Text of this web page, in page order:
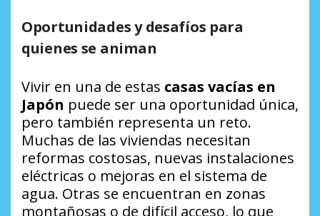
Oportunidades y desafíos para
quienes se animan
Vivir en una de estas casas vacías en
Japón puede ser una oportunidad única,
pero también representa un reto.
Muchas de las viviendas necesitan
reformas costosas, nuevas instalaciones
eléctricas o mejoras en el sistema de
agua. Otras se encuentran en zonas
montañosas o de difícil acceso, lo que